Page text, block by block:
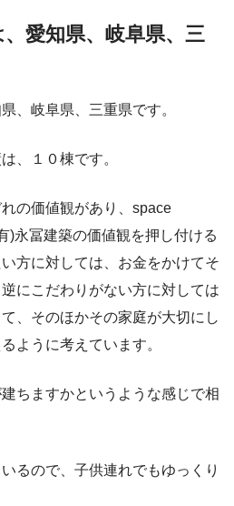
愛知県、岐阜県、三
、岐阜県、三重県です。
、１０棟です。
の価値観があり、space
)永冨建築の価値観を押し付ける
方に対しては、お金をかけてそ
にこだわりがない方に対しては
、そのほかその家庭が大切にし
ように考えています。
ちますかというような感じで相
るので、子供連れでもゆっくり